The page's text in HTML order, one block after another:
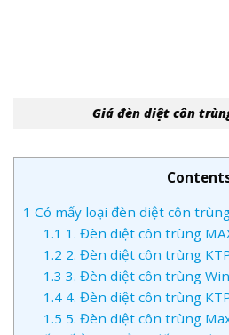
Giá đèn diệt côn
1 Có mấy loại đèn diệt côn
1.1 1. Đèn diệt côn trùng
1.2 2. Đèn diệt côn trùng
1.3 3. Đèn diệt côn trùng
1.44. Đèn diệt côn trùng
1.5 5. Đèn diệt côn trùng